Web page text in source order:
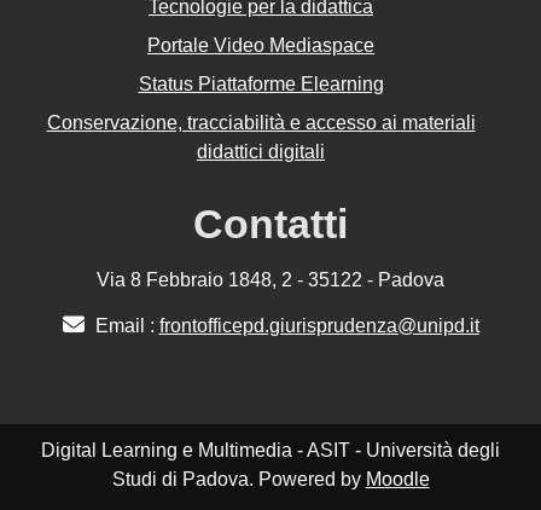
Tecnologie per la didattica
Portale Video Mediaspace
Status Piattaforme Elearning
Conservazione, tracciabilità e accesso ai materiali
didattici digitali
Contatti
Via 8 Febbraio 1848, 2 - 35122 - Padova
Email : frontofficepd.giurisprudenza@unipd.it
Digital Learning e Multimedia - ASIT - Università degli
Studi di Padova. Powered by Moodle